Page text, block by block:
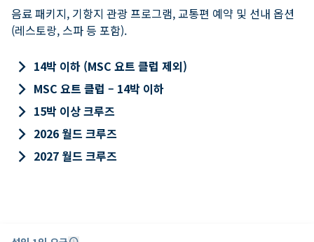
음료 패키지, 기항지 관광 프로그램, 교통편 예약 및 선내 옵션
(레스토랑, 스파 등 포함).
keyboard_arrow_right 14박 이하 (MSC 요트 클럽 제외)
keyboard_arrow_right MSC 요트 클럽 – 14박 이하
keyboard_arrow_right 15박 이상 크루즈
keyboard_arrow_right 2026 월드 크루즈
keyboard_arrow_right 2027 월드 크루즈